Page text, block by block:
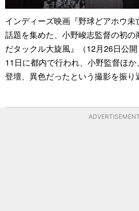
インディーズ映画『野球どアホウ
話題を集めた、小野峻志監督の初の
だタックル大旋風』（12月26日公
11日に都内で行われ、小野監督ほ
登壇、異色だったという撮影を振り
ADVERTISEMENT